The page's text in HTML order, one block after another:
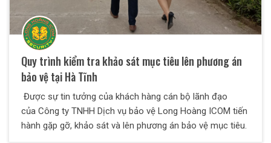
Quy trình kiểm tra khảo sát mục tiêu lên phương án
bảo vệ tại Hà Tĩnh
Được sự tin tưởng của khách hàng cán bộ lãnh đạo
của Công ty TNHH Dịch vụ bảo vệ Long Hoàng ICOM tiến
hành gặp gỡ, khảo sát và lên phương án bảo vệ mục tiêu.